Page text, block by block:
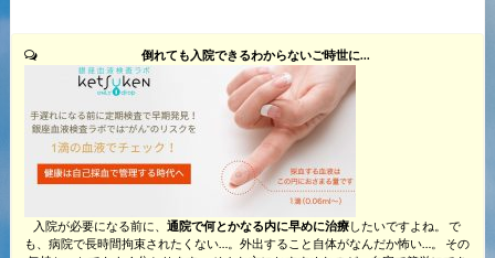
倒れても入院できるわからないご時世に…
入院が必要になる前に、通院で何とかなる内に早めに治療したいですよね。 で
も、病院で長時間拘束されたくない…。外出すること自体がなんだか怖い…。 その